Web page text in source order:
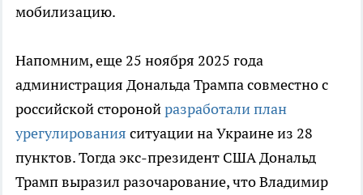
мобилизацию.
Напомним, еще 25 ноября 2025 года
администрация Дональда Трампа совместно с
российской сторонойразработали план
урегулирования ситуации на Украине из 28
пунктов. Тогда экс-президент США Дональд
Трамп выразил разочарование, что Владимир